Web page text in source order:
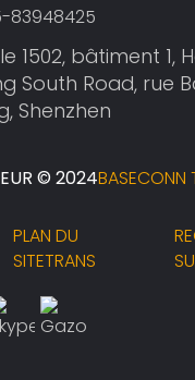
83948425
1502, bâtiment 1,
South Road, rue
Shenzhen
© 2024BASECONN
PLAN DU
SITETRANS